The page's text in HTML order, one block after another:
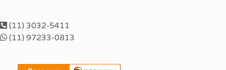
(11) 3032-5411
(11) 97233-0813